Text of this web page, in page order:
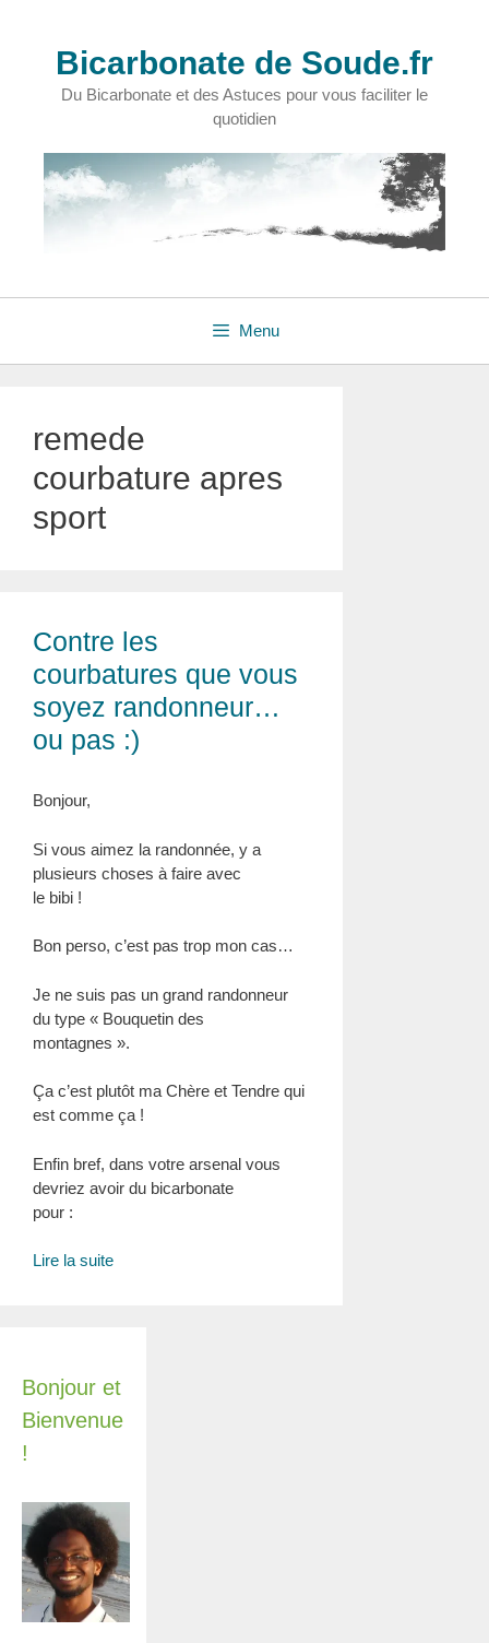
Bicarbonate de Soude.fr
Du Bicarbonate et des Astuces pour vous faciliter le
quotidien
Menu
remede
courbature apres
sport
Contre les
courbatures que vous
soyez randonneur…
ou pas :)
Bonjour,
Si vous aimez la randonnée, y a
plusieurs choses à faire avec
le bibi !
Bon perso, c’est pas trop mon cas…
Je ne suis pas un grand randonneur
du type « Bouquetin des
montagnes ».
Ça c’est plutôt ma Chère et Tendre qui
est comme ça !
Enfin bref, dans votre arsenal vous
devriez avoir du bicarbonate
pour :
Lire la suiteContre
soyez
ou
Bonjour et
Bienvenue
!